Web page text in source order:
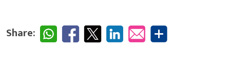
Share: